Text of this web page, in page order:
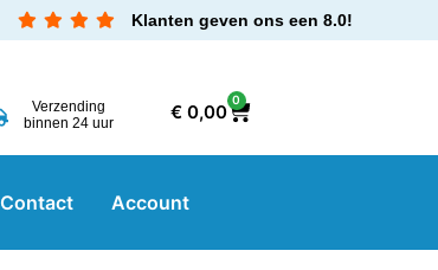
Klanten geven ons een 8.0!
Verzending
binnen 24 uur
€0,00
0
Contact Account